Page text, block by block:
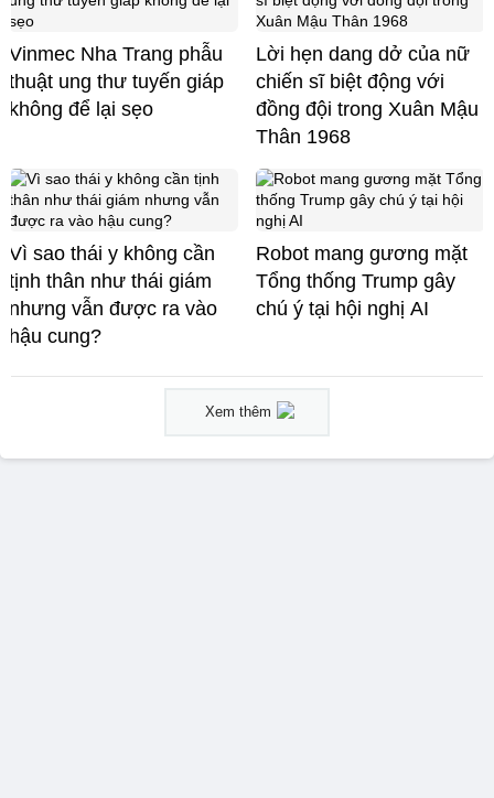
Vinmec Nha Trang phẫu
thuật ung thư tuyến giáp
không để lại sẹo
Lời hẹn dang dở của nữ
chiến sĩ biệt động với
đồng đội trong Xuân Mậu
Thân 1968
Vì sao thái y không cần
tịnh thân như thái giám
nhưng vẫn được ra vào
hậu cung?
Robot mang gương mặt
Tổng thống Trump gây
chú ý tại hội nghị AI
Xem thêm